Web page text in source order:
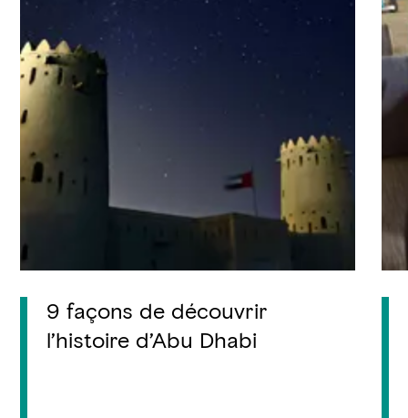
9 façons de découvrir
l’histoire d’Abu Dhabi